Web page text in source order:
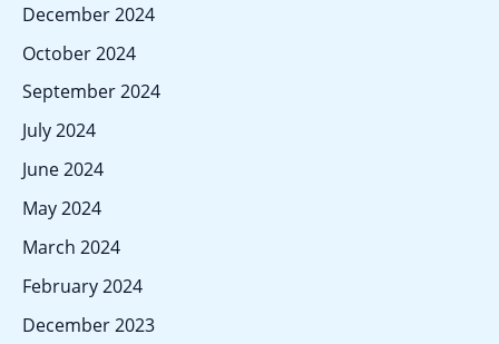
r
:
December 2024
October 2024
September 2024
July 2024
June 2024
May 2024
March 2024
February 2024
December 2023